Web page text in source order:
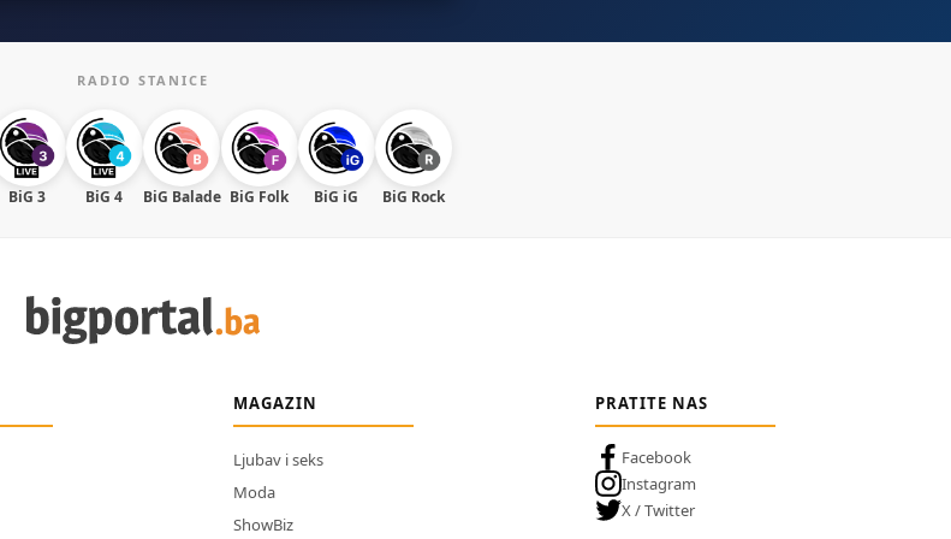
RADIO STANICE
BiG 3 BiG 4 BiG Balade BiG Folk BiG iG BiG Rock
MAGAZIN
Ljubav i seks
Moda
ShowBiz
PRATITE NAS
Facebook
Instagram
X / Twitter